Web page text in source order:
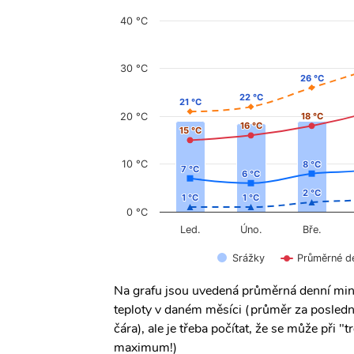
15 °C
15 °C 16 °C
16 °C
18 °C
18 °C
21 °C
21 °C 22 °C
22 °C
26 °C
26 °C
7 °C
7 °C 6 °C
6 °C
8 °C
8 °C
1 °C
1 °C 1 °C
1 °C 2 °C
2 °C
Srážky Průměrné
Led. Úno. Bře.
0 °C
10 °C
20 °C
30 °C
40 °C
Na grafu jsou uvedená průměrná denní
teploty v daném měsíci (průměr za
čára), ale je třeba počítat, že se může při
maximum!)